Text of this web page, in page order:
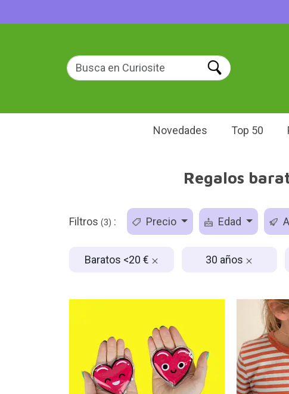
Novedades Top 50
Regalos
Filtros (3) : Precio Edad
Baratos <20 € 30 años